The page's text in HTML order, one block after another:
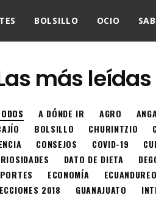
BOLSILLO OCIO
más leídas
A DÓNDE IR AGRO
BOLSILLO CHURINTZIO
CONSEJOS COVID-19
DATO DE DIETA
ECONOMÍA
ECUANDUREO
2018
GUANAJUATO